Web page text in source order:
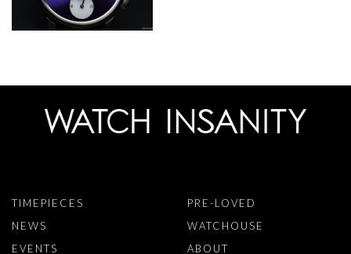
TIMEPIECES
NEWS
EVENTS
PRE-LOVED
WATCHOUSE
ABOUT